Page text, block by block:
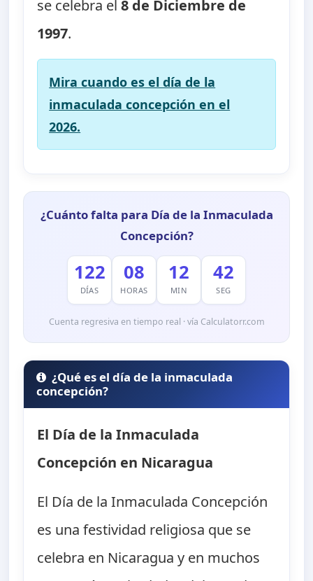
se celebra el8 de Diciembre de
1997.
Mira cuando es el día de la
inmaculada concepción en el
2026.
¿Cuánto falta para Día de la Inmaculada
Concepción?
122
DÍAS
08
HORAS
12
MIN
41
SEG
Cuenta regresiva en tiempo real · vía Calculatorr.com
¿Qué es el día de la inmaculada
concepción?
El Día de la Inmaculada
Concepción en Nicaragua
El Día de la Inmaculada Concepción
es una festividad religiosa que se
celebra en Nicaragua y en muchos